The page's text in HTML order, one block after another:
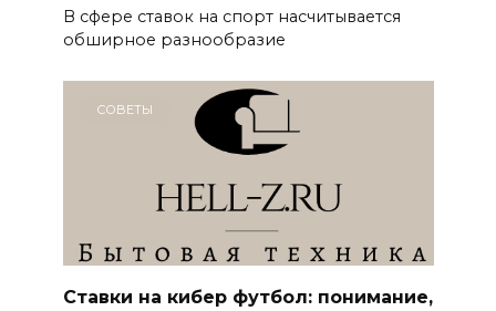
В сфере ставок на спорт насчитывается
обширное разнообразие
СОВЕТЫ
Ставки на кибер футбол: понимание,